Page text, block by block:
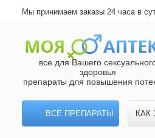
Мы принимаем заказы 24 часа в
все для Вашего
здоровья
препараты для повышения
ВСЕ ПРЕПАРАТЫ КАК